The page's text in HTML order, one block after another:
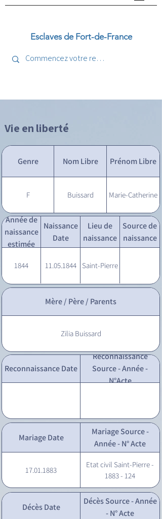
Esclaves de Fort-de-France
Vie en liberté
Genre Nom Libre Prénom Libre
F Buissard Marie-Catherine
Année de
naissance
estimée
Naissance
Date
Lieu de
naissance
Source de
naissance
1844 11.05.1844 Saint-Pierre
Mère / Père / Parents
Zilia Buissard
Reconnaissance Date
Reconnaissance
Source - Année -
N°Acte
Mariage Date
Mariage Source -
Année - N° Acte
17.01.1883
Etat civil Saint-Pierre -
1883 - 124
Décès Date
Décès Source - Année
- N° Acte